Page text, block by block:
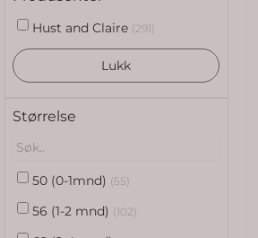
Hust and Claire (291)
Lukk
Størrelse
50 (0-1mnd) (55)
56 (1-2 mnd) (102)